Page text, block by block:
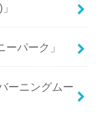
パーク」
ーニングムー